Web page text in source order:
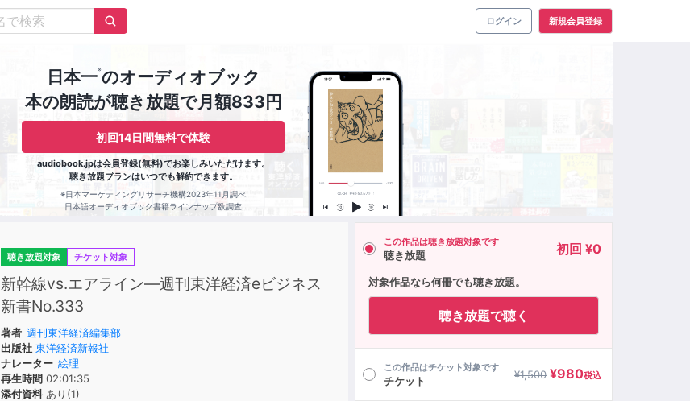
ログイン 新規会員登録
日本一※のオーディオブック
本の朗読が聴き放題で月額833円
初回14日間無料で体験
audiobook.jpは会員登録(無料)でお楽しみいただけます。
聴き放題プランはいつでも解約できます。
※日本マーケティングリサーチ機構2023年11月調べ
日本語オーディオブック書籍ラインナップ数調査
聴き放題対象 チケット対象
新幹線vs.エアライン―週刊東洋経済eビジネス
新書No.333
著者 週刊東洋経済編集部
出版社 東洋経済新報社
ナレーター 絵理
再生時間02:01:35
添付資料あり(1)
この作品は聴き放題対象です
聴き放題 初回 ¥0
対象作品なら何冊でも聴き放題。
聴き放題で聴く
この作品はチケット対象です
チケット ¥1,500 ¥980税込